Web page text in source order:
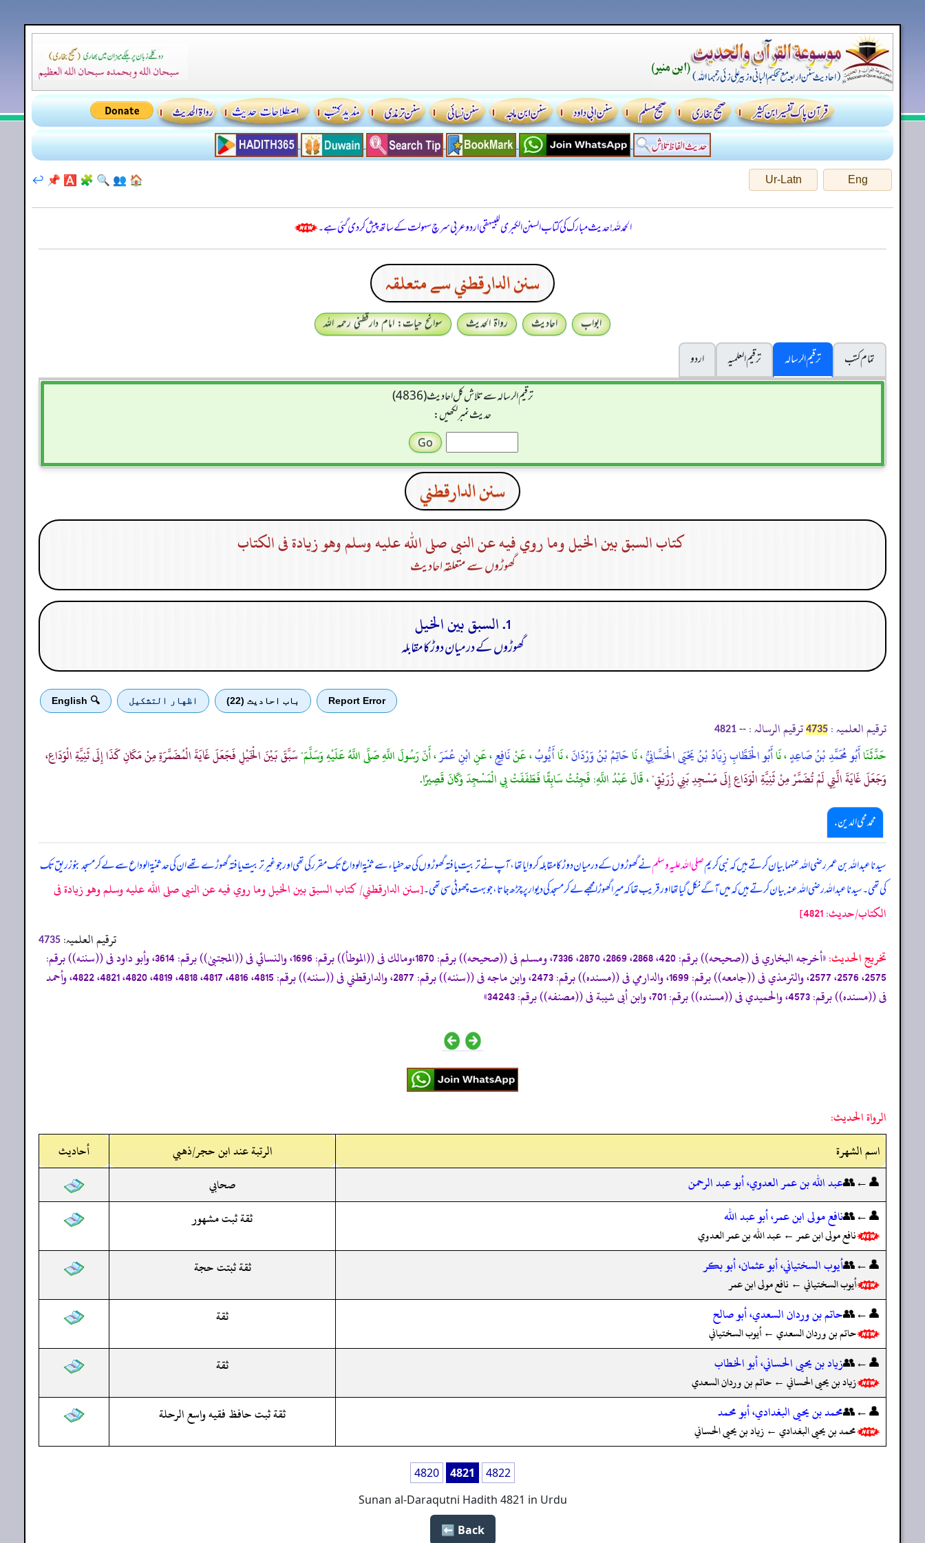
Eng
Ur-Latn
🏠
👥
🔍
🧩
🅰️
📌
↩️
الحمدللہ! حدیث مبارک کی کتاب السنن الكبرى للبيهقي اردو عربی سرچ سہولت کے ساتھ پیش کر دی گئی ہے۔
سنن الدارقطني سے متعلقہ
ابواب احادیث رواۃ الحدیث
سوانح حیات: امام دارقطنی رحمہ اللہ
تمام کتب
ترقیم الرسالہ ترقیم العلمیہ
اردو
ترقیم الرسالہ سے تلاش کل احادیث (4836)
حدیث نمبر لکھیں:
سنن الدارقطني
كتاب السبق بين الخيل وما روي فيه عن النبى صلى الله عليه وسلم وهو زيادة فى الكتاب
گھوڑوں سے متعلقہ احادیث
1. السبق بين الخيل
گھوڑوں کے درمیان دوڑکامقابلہ
Report Error باب احادیث (22) اظهار التشكيل 🔍 English
ترقیم العلمیہ : 4735 ترقیم الرسالہ : --
4821
حَدَّثَنَاأَبُو مُحَمَّدِ بْنُ صَاعِدٍ، نَاأَبُو الْخَطَّابِ زِيَادُ بْنُ يَحْيَى الْحَسَّانِيُّ، نَاحَاتِمُ بْنُ وَرْدَانَ، نَاأَيُّوبُ، عَنْنَافِعٍ، عَنِابْنِ عُمَرَ، أَنّ رَسُولَ اللَّهِ صَلَّى اللَّهُ عَلَيْهِ وَسَلَّمَ"سَبَّقَ بَيْنَ الْخَيْلِ فَجَعَلَ غَايَةَ الْمُضَمَّرَةِ مِنْ مَكَانِ كَذَا إِلَى ثَنِيَّةِ الْوَدَاعِ،
وَجَعَلَ غَايَةَ الَّتِي لَمْ تُضَمَّرْ مِنْ ثَنِيَّةِ الْوَدَاعِ إِلَى مَسْجِدِ بَنِي زُرَيْقٍ"، قَالَ عَبْدُ اللَّهِ: فَجِئْتُ سَابِقًا فَطَفَفَتْ بِي الْمَسْجِدَ وَكَانَ قَصِيرًا.
محمد محی الدین .
سیدنا عبداللہ بن عمر رضی اللہ عنہما بیان کرتے ہیں کہ نبی کریمصلی اللہ علیہ وسلمنے گھوڑوں کے درمیان دوڑ کا مقابلہ کروایا تھا، آپ نے تربیت یافتہ گھوڑوں کی حد حفیاء سے ثنیۃ الوداع تک مقرر کی تھی اور جو غیر تربیت یافتہ گھوڑے تھے ان کی حد ثنیۃ الوداع سے لے کر مسجد بنو زریق تک
کی تھی۔ سیدنا عبداللہ رضی اللہ عنہ بیان کرتے ہیں کہ میں آگے نکل گیا تھا اور قریب تھا کہ میرا گھوڑا مجھے لے کر مسجد کی دیوار پر چڑھ جاتا، جو بہت چھوٹی سی تھی۔[سنن الدارقطني/ كتاب السبق بين الخيل وما روي فيه عن النبى صلى الله عليه وسلم وهو زيادة فى
الكتاب/حدیث: 4821]
ترقیم العلمیہ: 4735
تخریج الحدیث:
«أخرجه البخاري فى ((صحيحه)) برقم: 420، 2868، 2869، 2870، 7336، ومسلم فى ((صحيحه)) برقم: 1870،ومالك فى ((الموطأ)) برقم: 1696، والنسائي فى ((المجتبیٰ)) برقم: 3614، وأبو داود فى ((سننه)) برقم:
2575، 2576، 2577، والترمذي فى ((جامعه)) برقم: 1699، والدارمي فى ((مسنده)) برقم: 2473، وابن ماجه فى ((سننه)) برقم: 2877، والدارقطني فى ((سننه)) برقم: 4815، 4816، 4817، 4818، 4819، 4820، 4821، 4822، وأحمد
فى ((مسنده)) برقم: 4573، والحميدي فى ((مسنده)) برقم: 701، وابن أبى شيبة فى ((مصنفه)) برقم: 34243»
الرواة الحديث:
اسم الشهرة
الرتبة عند ابن حجر/ذهبي
أحاديث
👤←👥عبد الله بن عمر العدوي، أبو عبد الرحمن
صحابي
👤←👥نافع مولى ابن عمر، أبو عبد الله
نافع مولى ابن عمر ← عبد الله بن عمر العدوي
ثقة ثبت مشهور
👤←👥أيوب السختياني، أبو عثمان، أبو بكر
أيوب السختياني ← نافع مولى ابن عمر
ثقة ثبتت حجة
👤←👥حاتم بن وردان السعدي، أبو صالح
حاتم بن وردان السعدي ← أيوب السختياني
ثقة
👤←👥زياد بن يحيى الحساني، أبو الخطاب
زياد بن يحيى الحساني ← حاتم بن وردان السعدي
ثقة
👤←👥محمد بن يحيى البغدادي، أبو محمد
محمد بن يحيى البغدادي ← زياد بن يحيى الحساني
ثقة ثبت حافظ فقيه واسع الرحلة
4820 4821
4822
Sunan al-Daraqutni Hadith 4821 in Urdu
Back ⬅️